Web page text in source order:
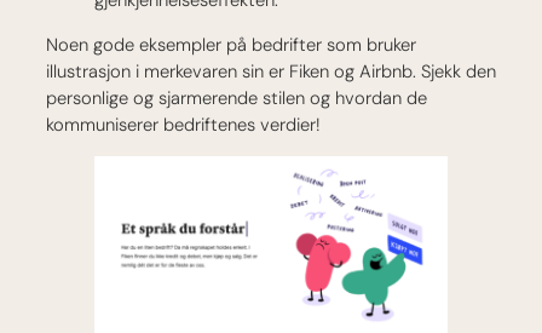
Noen gode eksempler på bedrifter som bruker
illustrasjon i merkevaren sin er Fiken og Airbnb. Sjekk den
personlige og sjarmerende stilen og hvordan de
kommuniserer bedriftenes verdier!